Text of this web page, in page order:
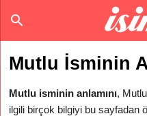
Mutlu İsminin
Mutlu isminin anlamını,
ilgili birçok bilgiyi bu sayfadan